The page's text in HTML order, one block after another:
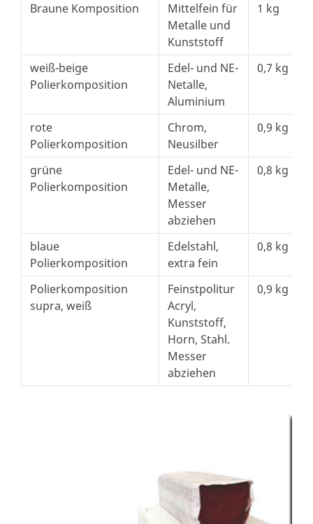
Braune Komposition
Mittelfein für
Metalle und
Kunststoff
1 kg
weiß-beige
Polierkomposition
Edel- und NE-
Netalle,
Aluminium
0,7 kg
rote
Polierkomposition
Chrom,
Neusilber
0,9 kg
grüne
Polierkomposition
Edel- und NE-
Metalle,
Messer
abziehen
0,8 kg
blaue
Polierkomposition
Edelstahl,
extra fein
0,8 kg
Polierkomposition
supra, weiß
Feinstpolitur
Acryl,
Kunststoff,
Horn, Stahl.
Messer
abziehen
0,9 kg